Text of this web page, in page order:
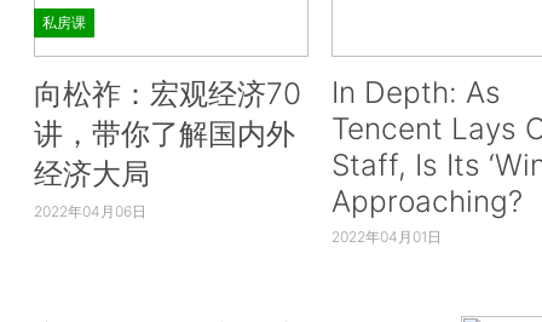
私房课
向松祚：宏观经济70
讲，带你了解国内外
经济大局
2022年04月06日
In Depth: As
Tencent Lays
Staff, Is Its
Approaching?
2022年04月01日